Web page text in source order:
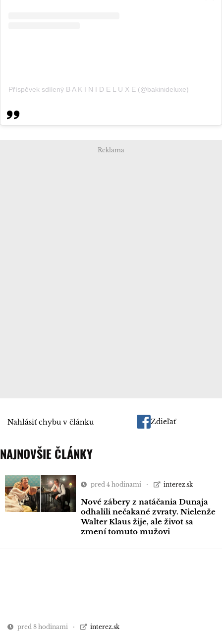
Příspěvek sdílený B A K I N I D E L U X E (@bakinideluxe)
Reklama
Nahlásiť chybu v článku Zdieľať
NAJNOVŠIE ČLÁNKY
pred 4 hodinami interez.sk
Nové zábery z natáčania Dunaja
odhalili nečakané zvraty. Nielenže
Walter Klaus žije, ale život sa
zmení tomuto mužovi
pred 8 hodinami interez.sk